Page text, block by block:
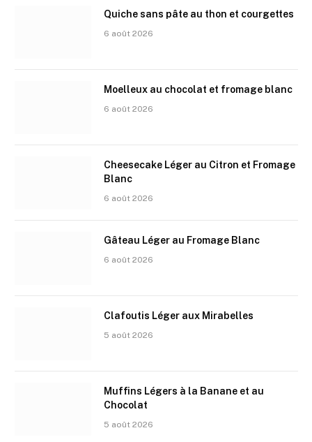
Quiche sans pâte au thon et courgettes
6 août 2026
Moelleux au chocolat et fromage blanc
6 août 2026
Cheesecake Léger au Citron et Fromage
Blanc
6 août 2026
Gâteau Léger au Fromage Blanc
6 août 2026
Clafoutis Léger aux Mirabelles
5 août 2026
Muffins Légers à la Banane et au
Chocolat
5 août 2026